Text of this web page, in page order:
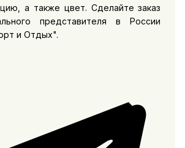
а также цвет. Сделайте заказ
представителя в России
и Отдых".